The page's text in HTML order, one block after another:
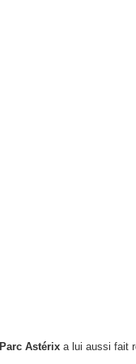
Parc Astérixa lui aussi fait